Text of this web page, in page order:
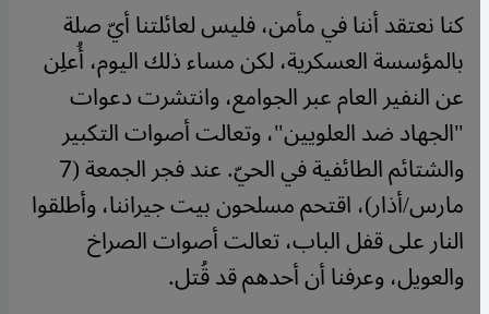
كنا نعتقد أننا في مأمن، فليس لعائلتنا أيّ صلة
بالمؤسسة العسكرية، لكن مساء ذلك اليوم، أُعلِن
عن النفير العام عبر الجوامع، وانتشرت دعوات
"الجهاد ضد العلويين"، وتعالت أصوات التكبير
والشتائم الطائفية في الحيّ. عند فجر الجمعة (7
مارس/أذار)، اقتحم مسلحون بيت جيراننا، وأطلقوا
النار على قفل الباب، تعالت أصوات الصراخ
والعويل، وعرفنا أن أحدهم قد قُتل.